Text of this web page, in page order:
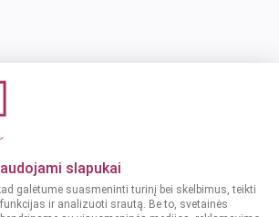
slapukai
galėtume suasmeninti turinį bei skelbimus, teikti
ir analizuoti srautą. Be to, svetainės
taisyklės